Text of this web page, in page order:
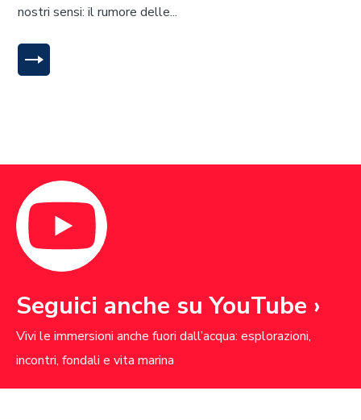
nostri sensi: il rumore delle...
Seguici anche su YouTube ›
Vivi le immersioni anche fuori dall’acqua: esplorazioni,
incontri, fondali e vita marina